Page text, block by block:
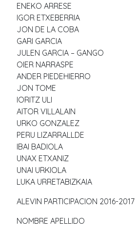
ENEKO ARRESE
IGOR ETXEBERRIA
JON DE LA COBA
GARI GARCIA
JULEN GARCIA – GANGO
OIER NARRASPE
ANDER PIEDEHIERRO
JON TOME
IORITZ ULI
AITOR VILLALAIN
URKO GONZALEZ
PERU LIZARRALLDE
IBAI BADIOLA
UNAX ETXANIZ
UNAI URKIOLA
LUKA URRETABIZKAIA
ALEVIN PARTICIPACION 2016-2017
NOMBRE APELLIDO